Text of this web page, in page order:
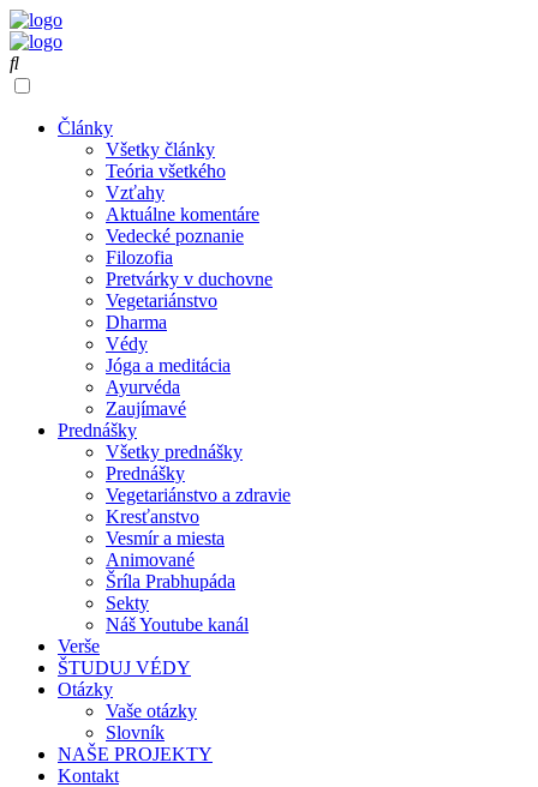
Články
Všetky články
Teória všetkého
Vzťahy
Aktuálne komentáre
Vedecké poznanie
Filozofia
Pretvárky v duchovne
Vegetariánstvo
Dharma
Védy
Jóga a meditácia
Ayurvéda
Zaujímavé
Prednášky
Všetky prednášky
Prednášky
Vegetariánstvo a zdravie
Kresťanstvo
Vesmír a miesta
Animované
Šríla Prabhupáda
Sekty
Náš Youtube kanál
Verše
ŠTUDUJ VÉDY
Otázky
Vaše otázky
Slovník
NAŠE PROJEKTY
Kontakt